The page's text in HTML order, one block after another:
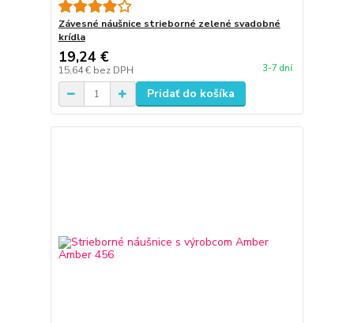
Závesné náušnice strieborné zelené svadobné
krídla
19,24 €
15,64 € bez DPH 3-7 dní
Pridať do košíka